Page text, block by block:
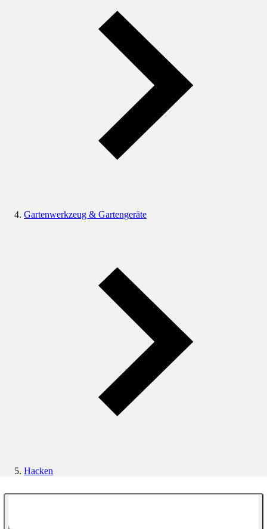
Gartenwerkzeug & Gartengeräte
Hacken